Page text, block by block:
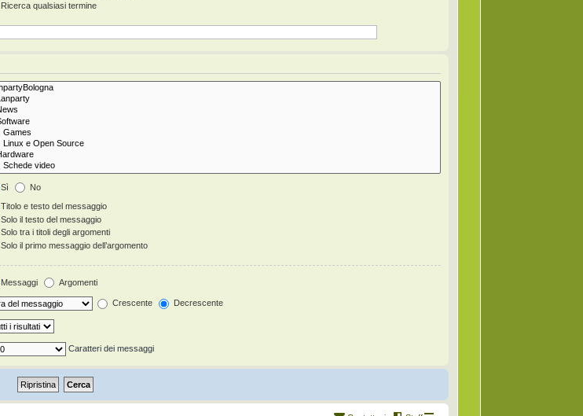
Ricerca qualsiasi termine
Sì No
Titolo e testo del messaggio
Solo il testo del messaggio
Solo tra i titoli degli argomenti
Solo il primo messaggio dell’argomento
Messaggi Argomenti
Crescente Decrescente
Caratteri dei messaggi